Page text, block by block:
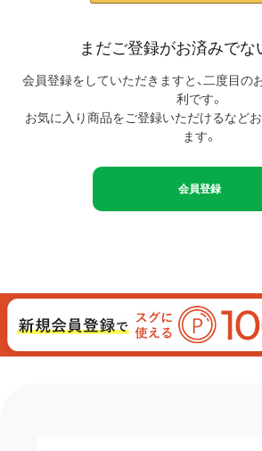
まだご登録がお済みでな
会員登録をしていただきますと、二度目の
利です。
お気に入り商品をご登録いただけるなど
ます。
会員登録